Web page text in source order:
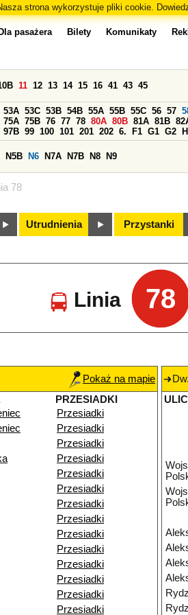
strona wykorzystuje pliki cookie.
78
Dla pasażera Bilety Komunikaty
11 12 13 14 15 16 41 43 45
53A 53C 53B 54B 55A 55B 55C 56 57
75A 75B 76 77 78 80A 80B 81A 81B
97B 99 100 101 201 202 6. F1 G1 G2 H
N5B N6 N7A N7B N8 N9
Utrudnienia Przystanki
Linia 78
Pokaż na mapie
PRZESIADKI
Przesiadki
Przesiadki
Przesiadki
Przesiadki
Przesiadki
Przesiadki
Przesiadki
Przesiadki
Przesiadki
Przesiadki
Przesiadki
Przesiadki
Przesiadki
Przesiadki